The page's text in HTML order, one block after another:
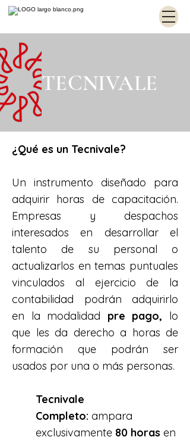
TECNIVALE
¿Qué es un Tecnivale?
Un instrumento diseñado para
adquirir horas de capacitación.
Empresas y despachos
interesados en desarrollar el
talento de su personal o
actualizarlos en temas puntuales
vinculados al ejercicio de la
contabilidad podrán adquirirlo
en la modalidad pre pago, lo
que les da derecho a horas de
formación que podrán ser
usados por una o más personas.
Tecnivale
Completo: ampara
exclusivamente 80 horas en